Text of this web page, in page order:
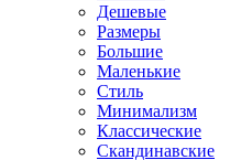
Дешевые
Размеры
Большие
Маленькие
Стиль
Минимализм
Классические
Скандинавские